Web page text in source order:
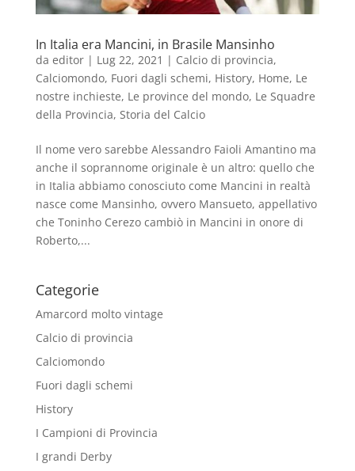
In Italia era Mancini, in Brasile Mansinho
da editor| Lug 22, 2021 | Calcio di provincia,
Calciomondo, Fuori dagli schemi, History, Home, Le
nostre inchieste, Le province del mondo, Le Squadre
della Provincia, Storia del Calcio
Il nome vero sarebbe Alessandro Faioli Amantino ma
anche il soprannome originale è un altro: quello che
in Italia abbiamo conosciuto come Mancini in realtà
nasce come Mansinho, ovvero Mansueto, appellativo
che Toninho Cerezo cambiò in Mancini in onore di
Roberto,...
Categorie
Amarcord molto vintage
Calcio di provincia
Calciomondo
Fuori dagli schemi
History
I Campioni di Provincia
I grandi Derby